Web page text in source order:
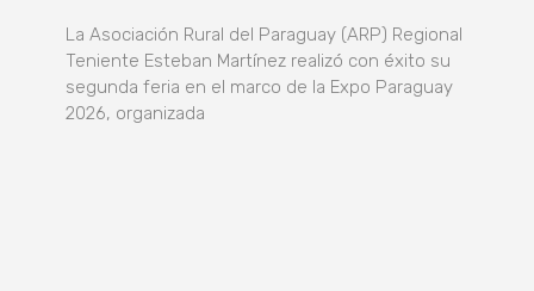
La Asociación Rural del Paraguay (ARP) Regional
Teniente Esteban Martínez realizó con éxito su
segunda feria en el marco de la Expo Paraguay
2026, organizada